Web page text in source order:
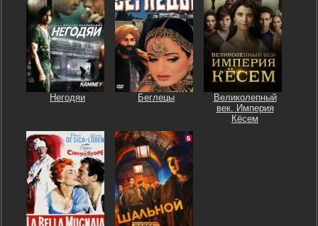
Негодяи Беглецы
Великолепный
век. Империя
Кёсем